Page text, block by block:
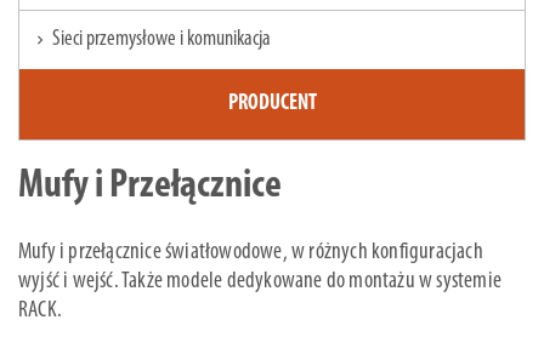
chevron_right Sieci przemysłowe i komunikacja
PRODUCENT
Mufy i Przełącznice
Mufy i przełącznice światłowodowe, w różnych konfiguracjach
wyjść i wejść. Także modele dedykowane do montażu w systemie
RACK.